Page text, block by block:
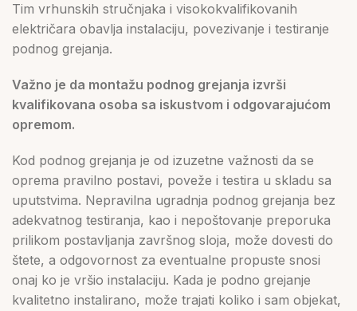
Tim vrhunskih stručnjaka i visokokvalifikovanih
električara obavlja instalaciju, povezivanje i testiranje
podnog grejanja.
Važno je da montažu podnog grejanja izvrši
kvalifikovana osoba sa iskustvom i odgovarajućom
opremom.
Kod podnog grejanja je od izuzetne važnosti da se
oprema pravilno postavi, poveže i testira u skladu sa
uputstvima. Nepravilna ugradnja podnog grejanja bez
adekvatnog testiranja, kao i nepoštovanje preporuka
prilikom postavljanja završnog sloja, može dovesti do
štete, a odgovornost za eventualne propuste snosi
onaj ko je vršio instalaciju. Kada je podno grejanje
kvalitetno instalirano, može trajati koliko i sam objekat,